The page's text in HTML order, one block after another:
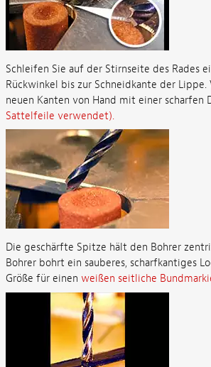
Schleifen Sie auf der Stirnseite des Rades
Rückwinkel bis zur Schneidkante der Lippe.
neuen Kanten von Hand mit einer scharfen
Sattelfeile verwendet).
Die geschärfte Spitze hält den Bohrer
Bohrer bohrt ein sauberes, scharfkantiges
Größe für einen weißen seitliche